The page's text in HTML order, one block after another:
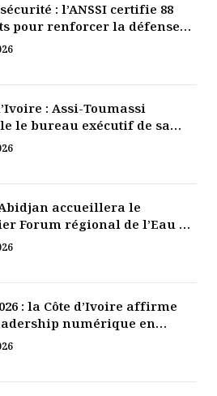
: l’ANSSI certifie 88
pour renforcer la défense
de la Côte d’Ivoire
: Assi-Toumassi
le bureau exécutif de sa
de développement
accueillera le
Forum régional de l’Eau de
de l’Ouest
: la Côte d’Ivoire affirme
numérique en